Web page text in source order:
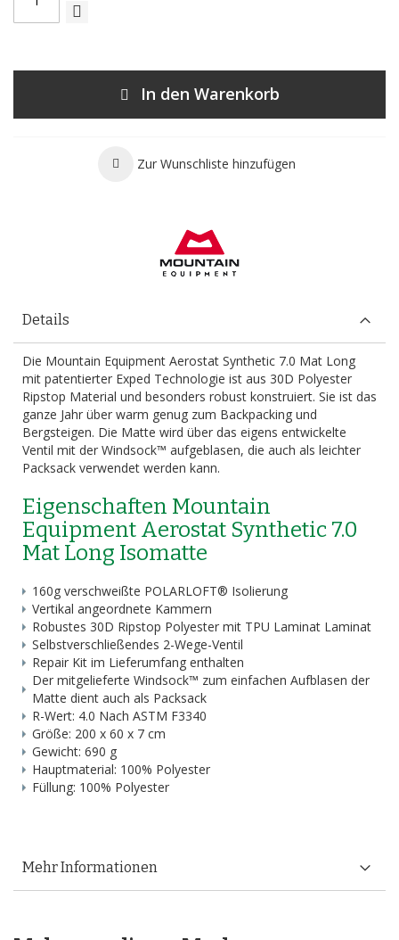
In den Warenkorb
Zur Wunschliste hinzufügen
Details
Die Mountain Equipment Aerostat Synthetic 7.0 Mat Long
mit patentierter Exped Technologie ist aus 30D Polyester
Ripstop Material und besonders robust konstruiert. Sie ist das
ganze Jahr über warm genug zum Backpacking und
Bergsteigen. Die Matte wird über das eigens entwickelte
Ventil mit der Windsock™ aufgeblasen, die auch als leichter
Packsack verwendet werden kann.
Eigenschaften Mountain
Equipment Aerostat Synthetic 7.0
Mat Long Isomatte
160g verschweißte POLARLOFT® Isolierung
Vertikal angeordnete Kammern
Robustes 30D Ripstop Polyester mit TPU Laminat Laminat
Selbstverschließendes 2-Wege-Ventil
Repair Kit im Lieferumfang enthalten
Der mitgelieferte Windsock™ zum einfachen Aufblasen der
Matte dient auch als Packsack
R-Wert: 4.0 Nach ASTM F3340
Größe: 200 x 60 x 7 cm
Gewicht: 690 g
Hauptmaterial: 100% Polyester
Füllung: 100% Polyester
Mehr Informationen